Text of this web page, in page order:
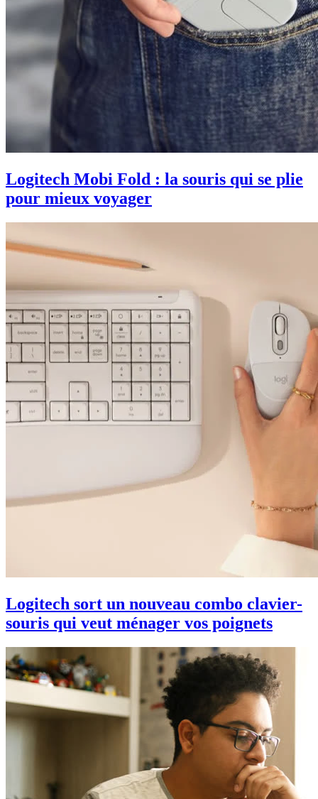
Logitech Mobi Fold : la souris qui se plie
pour mieux voyager
Logitech sort un nouveau combo clavier-
souris qui veut ménager vos poignets